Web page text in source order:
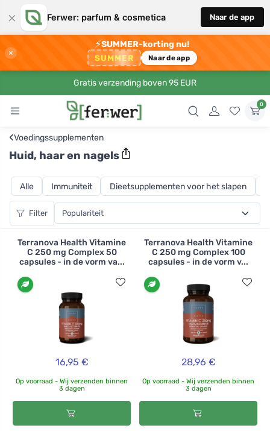
× Ferwer: parfum & cosmetica Naar de app
×
⚡SUMMER-korting nu!
SUMMER Naar de app
Gratis verzending boven 95 EUR
0
‹Voedingssupplementen
Huid, haar en nagels
Alle Immuniteit Dieetsupplementen voor het slapen
Filter
Terranova Health Vitamine
C 250 mg Complex 50
capsules - in de vorm va...
16,95 €
Op voorraad - Wij verzenden binnen
3 dagen
Terranova Health Vitamine
C 250 mg Complex 100
capsules - in de vorm v...
28,96 €
Op voorraad - Wij verzenden binnen
3 dagen